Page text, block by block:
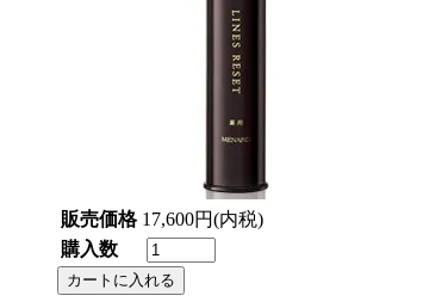
販売価格 17,600円(内税)
購入数